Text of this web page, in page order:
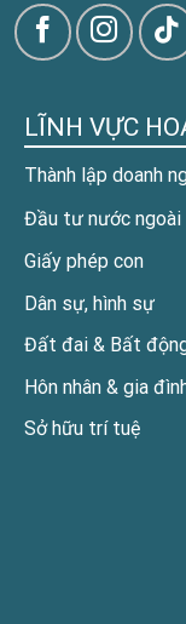
LĨNH VỰC
Thành lập doanh
Đầu tư nước ngoài
Giấy phép con
Dân sự, hình sự
Đất đai & Bất
Hôn nhân & gia
Sở hữu trí tuệ